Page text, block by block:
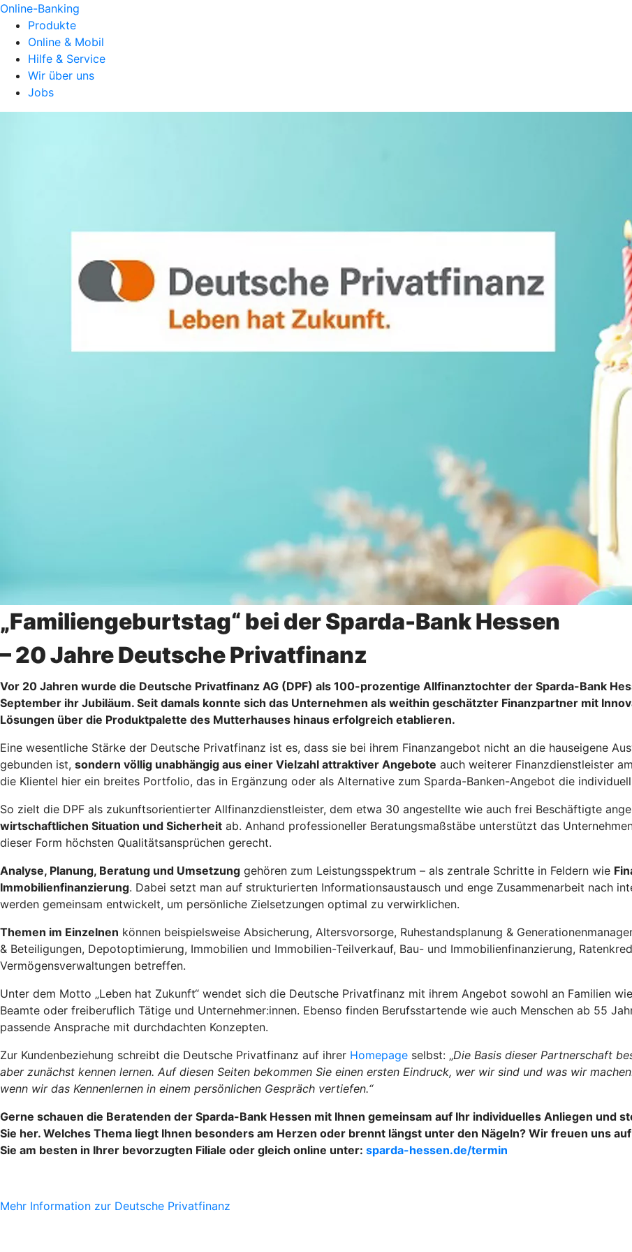
Online-Banking
Produkte
Online & Mobil
Hilfe & Service
Wir über uns
Jobs
„Familiengeburtstag“ bei der Sparda-Bank Hessen
– 20 Jahre Deutsche Privatfinanz
Vor 20 Jahren wurde die Deutsche Privatfinanz AG (DPF) als 100-prozentige Allfinanztochter der Sparda-Bank
September ihr Jubiläum. Seit damals konnte sich das Unternehmen als weithin geschätzter Finanzpartner mit
Lösungen über die Produktpalette des Mutterhauses hinaus erfolgreich etablieren.
Eine wesentliche Stärke der Deutsche Privatfinanz ist es, dass sie bei ihrem Finanzangebot nicht an die hauseigene
gebunden ist, sondern völlig unabhängig aus einer Vielzahl attraktiver Angebote auch weiterer Finanzdienstleister
die Klientel hier ein breites Portfolio, das in Ergänzung oder als Alternative zum Sparda-Banken-Angebot die
So zielt die DPF als zukunftsorientierter Allfinanzdienstleister, dem etwa 30 angestellte wie auch frei Beschäftigte
wirtschaftlichen Situation und Sicherheit ab. Anhand professioneller Beratungsmaßstäbe unterstützt das
dieser Form höchsten Qualitätsansprüchen gerecht.
Analyse, Planung, Beratung und Umsetzung gehören zum Leistungsspektrum – als zentrale Schritte in Feldern wie
Immobilienfinanzierung. Dabei setzt man auf strukturierten Informationsaustausch und enge Zusammenarbeit nach
werden gemeinsam entwickelt, um persönliche Zielsetzungen optimal zu verwirklichen.
Themen im Einzelnen können beispielsweise Absicherung, Altersvorsorge, Ruhestandsplanung &
& Beteiligungen, Depotoptimierung, Immobilien und Immobilien-Teilverkauf, Bau- und Immobilienfinanzierung,
Vermögensverwaltungen betreffen.
Unter dem Motto „Leben hat Zukunft“ wendet sich die Deutsche Privatfinanz mit ihrem Angebot sowohl an Familien
Beamte oder freiberuflich Tätige und Unternehmer:innen. Ebenso finden Berufsstartende wie auch Menschen ab 55
passende Ansprache mit durchdachten Konzepten.
Zur Kundenbeziehung schreibt die Deutsche Privatfinanz auf ihrer Homepage selbst: „Die Basis dieser Partnerschaft
aber zunächst kennen lernen. Auf diesen Seiten bekommen Sie einen ersten Eindruck, wer wir sind und was wir
wenn wir das Kennenlernen in einem persönlichen Gespräch vertiefen.“
Gerne schauen die Beratenden der Sparda-Bank Hessen mit Ihnen gemeinsam auf Ihr individuelles Anliegen und
Sie her. Welches Thema liegt Ihnen besonders am Herzen oder brennt längst unter den Nägeln? Wir freuen uns
Sie am besten in Ihrer bevorzugten Filiale oder gleich online unter: sparda-hessen.de/termin
Mehr Information zur Deutsche Privatfinanz